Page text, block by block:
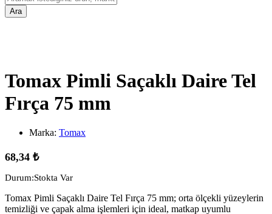
Ara
Tomax Pimli Saçaklı Daire Tel
Fırça 75 mm
Marka: Tomax
68,34 ₺
Durum:Stokta Var
Tomax Pimli Saçaklı Daire Tel Fırça 75 mm; orta ölçekli yüzeylerin
temizliği ve çapak alma işlemleri için ideal, matkap uyumlu